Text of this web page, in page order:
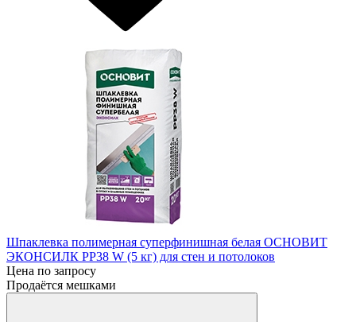
Шпаклевка полимерная суперфинишная белая ОСНОВИТ
ЭКОНСИЛК PP38 W (5 кг) для стен и потолоков
Цена по запросу
Продаётся мешками